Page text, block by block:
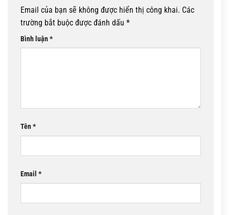
Email của bạn sẽ không được hiển thị công khai. Các
trường bắt buộc được đánh dấu *
Bình luận*
Tên*
Email *